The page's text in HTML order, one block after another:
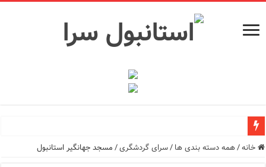
راهنمای فرودگاه‌های استانبول (فاصله و هزینه حمل و نقل
خانه/همه دسته بندی ها /سرای گردشگری/مسجد جهانگیر استانبول